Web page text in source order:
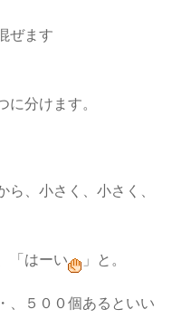
ぜます
に分けます。
ら、小さく、小さく、
「はーい 」と。
、５００個あるといい